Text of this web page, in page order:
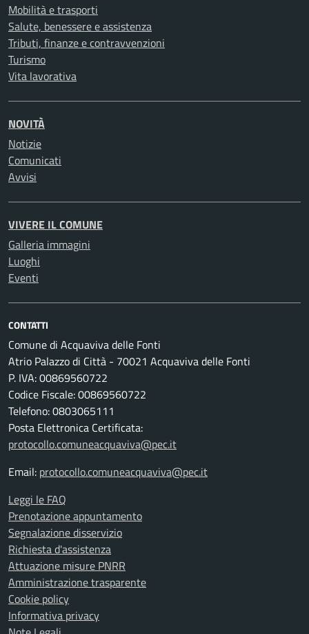
Mobilità e trasporti
Salute, benessere e assistenza
Tributi, finanze e contravvenzioni
Turismo
Vita lavorativa
NOVITÀ
Notizie
Comunicati
Avvisi
VIVERE IL COMUNE
Galleria immagini
Luoghi
Eventi
CONTATTI
Comune di Acquaviva delle Fonti
Atrio Palazzo di Città - 70021 Acquaviva delle Fonti
P. IVA: 00869560722
Codice Fiscale: 00869560722
Telefono: 0803065111
Posta Elettronica Certificata:
protocollo.comuneacquaviva@pec.it
Email: protocollo.comuneacquaviva@pec.it
Leggi le FAQ
Prenotazione appuntamento
Segnalazione disservizio
Richiesta d'assistenza
Attuazione misure PNRR
Amministrazione trasparente
Cookie policy
Informativa privacy